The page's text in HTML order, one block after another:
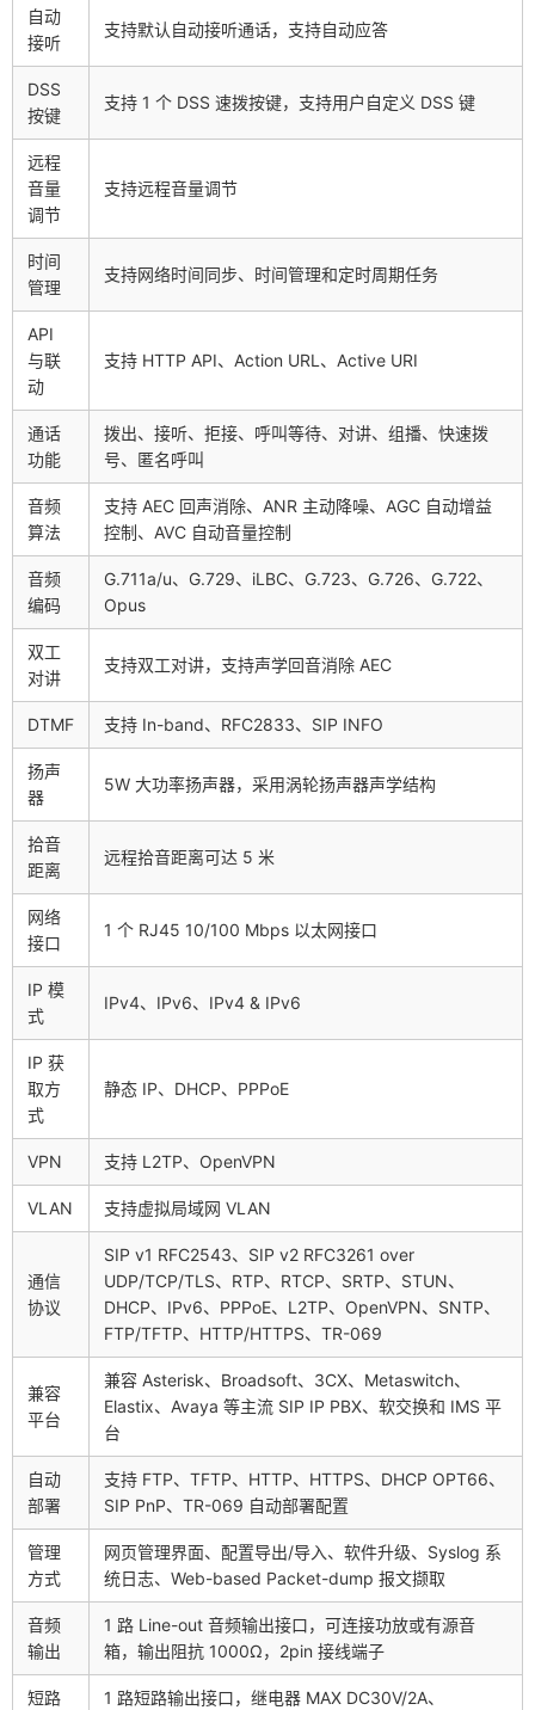
自动
接听
支持默认自动接听通话，支持自动应答
DSS
按键
支持 1 个 DSS 速拨按键，支持用户自定义 DSS 键
远程
音量
调节
支持远程音量调节
时间
管理
支持网络时间同步、时间管理和定时周期任务
API
与联
动
支持 HTTP API、Action URL、Active URI
通话
功能
拨出、接听、拒接、呼叫等待、对讲、组播、快速拨
号、匿名呼叫
音频
算法
支持 AEC 回声消除、ANR 主动降噪、AGC 自动增益
控制、AVC 自动音量控制
音频
编码
G.711a/u、G.729、iLBC、G.723、G.726、G.722、
Opus
双工
对讲
支持双工对讲，支持声学回音消除 AEC
DTMF 支持 In-band、RFC2833、SIP INFO
扬声
器
5W 大功率扬声器，采用涡轮扬声器声学结构
拾音
距离
远程拾音距离可达 5 米
网络
接口
1 个 RJ45 10/100 Mbps 以太网接口
IP 模
式
IPv4、IPv6、IPv4 & IPv6
IP 获
取方
式
静态 IP、DHCP、PPPoE
VPN 支持 L2TP、OpenVPN
VLAN 支持虚拟局域网 VLAN
通信
协议
SIP v1 RFC2543、SIP v2 RFC3261 over
UDP/TCP/TLS、RTP、RTCP、SRTP、STUN、
DHCP、IPv6、PPPoE、L2TP、OpenVPN、SNTP、
FTP/TFTP、HTTP/HTTPS、TR-069
兼容
平台
兼容 Asterisk、Broadsoft、3CX、Metaswitch、
Elastix、Avaya 等主流 SIP IP PBX、软交换和 IMS 平
台
自动
部署
支持 FTP、TFTP、HTTP、HTTPS、DHCP OPT66、
SIP PnP、TR-069 自动部署配置
管理
方式
网页管理界面、配置导出/导入、软件升级、Syslog 系
统日志、Web-based Packet-dump 报文撷取
音频
输出
1 路 Line-out 音频输出接口，可连接功放或有源音
箱，输出阻抗 1000Ω，2pin 接线端子
短路
1 路短路输出接口，继电器 MAX DC30V/2A、